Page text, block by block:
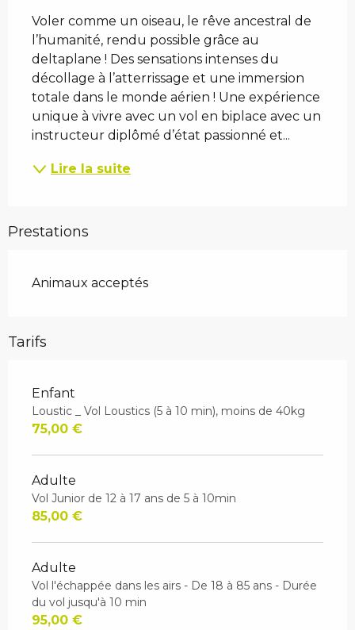
Voler comme un oiseau, le rêve ancestral de
l’humanité, rendu possible grâce au
deltaplane ! Des sensations intenses du
décollage à l’atterrissage et une immersion
totale dans le monde aérien ! Une expérience
unique à vivre avec un vol en biplace avec un
instructeur diplômé d’état passionné et...
Lire la suite
Prestations
Animaux acceptés
Tarifs
Enfant
Loustic _ Vol Loustics (5 à 10 min), moins de 40kg
75,00 €
Adulte
Vol Junior de 12 à 17 ans de 5 à 10min
85,00 €
Adulte
Vol l'échappée dans les airs - De 18 à 85 ans - Durée
du vol jusqu'à 10 min
95,00 €